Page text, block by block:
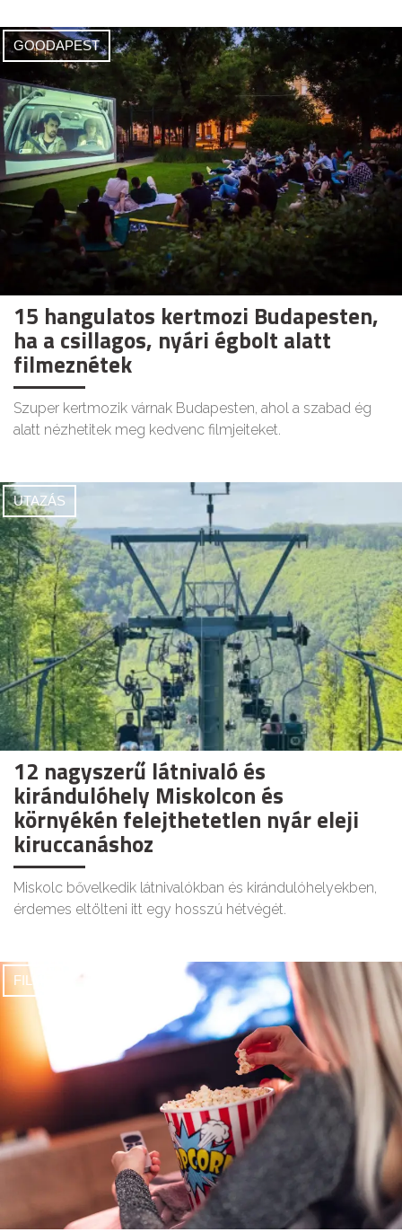
GOODAPEST
15 hangulatos kertmozi Budapesten,
ha a csillagos, nyári égbolt alatt
filmeznétek
Szuper kertmozik várnak Budapesten, ahol a szabad ég
alatt nézhetitek meg kedvenc filmjeiteket.
UTAZÁS
12 nagyszerű látnivaló és
kirándulóhely Miskolcon és
környékén felejthetetlen nyár eleji
kiruccanáshoz
Miskolc bővelkedik látnivalókban és kirándulóhelyekben,
érdemes eltölteni itt egy hosszú hétvégét.
FILMEK